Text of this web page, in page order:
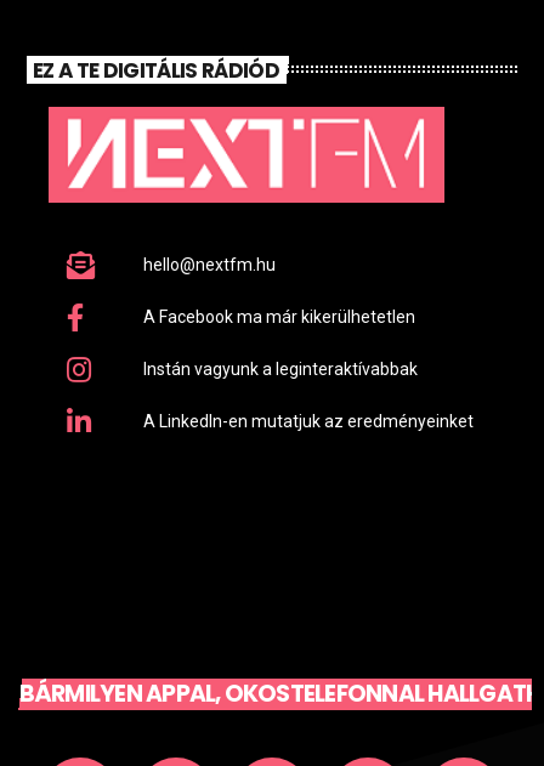
EZ A TE DIGITÁLIS RÁDIÓD
hello@nextfm.hu
A Facebook ma már kikerülhetetlen
Instán vagyunk a leginteraktívabbak
A LinkedIn-en mutatjuk az eredményeinket
BÁRMILYEN APPAL, OKOSTELEFONNAL